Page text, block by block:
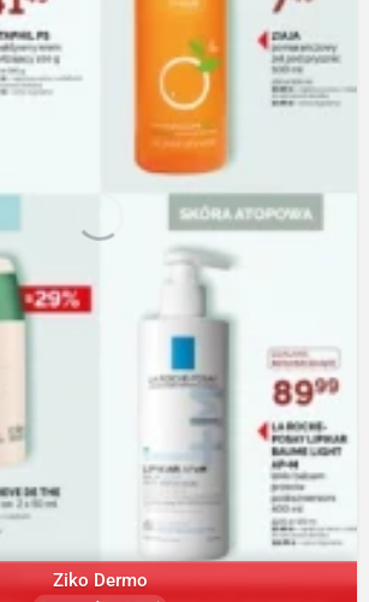
Ziko Dermo